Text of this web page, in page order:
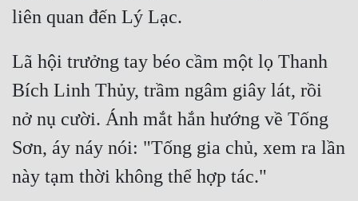
Lã hội trưởng tay béo cầm một lọ Thanh
Bích Linh Thủy, trầm ngâm giây lát, rồi
nở nụ cười. Ánh mắt hắn hướng về Tống
Sơn, áy náy nói: "Tống gia chủ, xem ra lần